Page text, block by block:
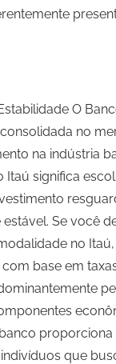
O
no
na indústria
Itaú significa
Se você
no
base em
que